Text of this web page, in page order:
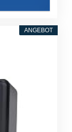
ANGEBOT